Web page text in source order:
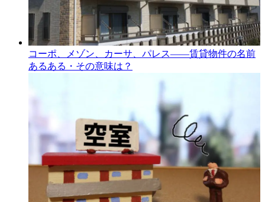
コーポ、メゾン、カーサ、パレス――賃貸物件の名前
あるある・その意味は？